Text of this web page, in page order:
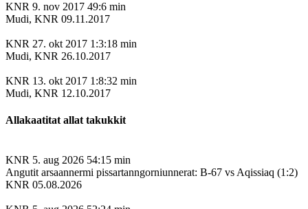
KNR 9. nov 2017 49:6 min
Mudi, KNR 09.11.2017
KNR 27. okt 2017 1:3:18 min
Mudi, KNR 26.10.2017
KNR 13. okt 2017 1:8:32 min
Mudi, KNR 12.10.2017
Allakaatitat allat takukkit
KNR 5. aug 2026 54:15 min
Angutit arsaannermi pissartanngorniunnerat: B-67 vs Aqissiaq (1:2)
KNR 05.08.2026